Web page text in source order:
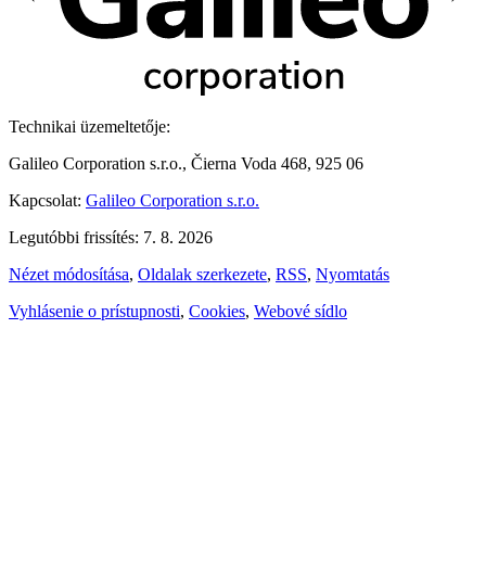
Technikai üzemeltetője:
Galileo Corporation s.r.o., Čierna Voda 468, 925 06
Kapcsolat: Galileo Corporation s.r.o.
Legutóbbi frissítés: 7. 8. 2026
Nézet módosítása, Oldalak szerkezete, RSS, Nyomtatás
Vyhlásenie o prístupnosti, Cookies, Webové sídlo